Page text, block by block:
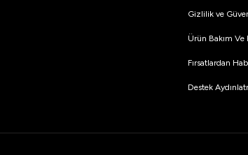
Gizlilik ve
Ürün Bakım Ve
Fırsatlardan
Destek